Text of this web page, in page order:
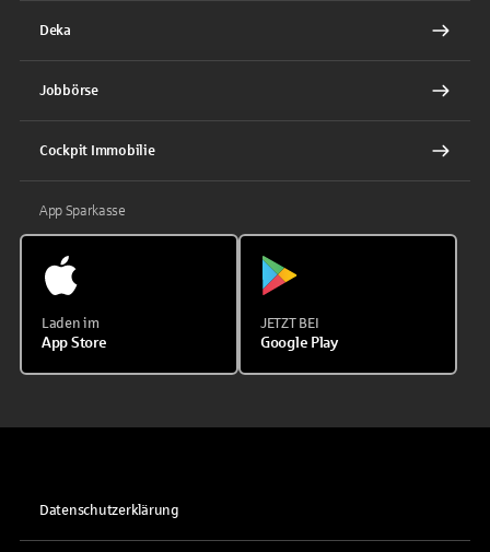
Deka
Jobbörse
Cockpit Immobilie
App Sparkasse
Laden im
App Store
JETZT BEI
Google Play
Datenschutzerklärung